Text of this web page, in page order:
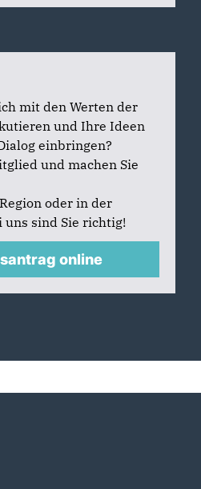
mit den Werten der
und Ihre Ideen
einbringen?
und machen Sie
oder in der
sind Sie richtig!
online